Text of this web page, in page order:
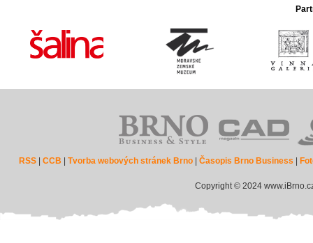
RSS |CCB |Tvorba webových stránek Brno |Časopis Brno Business
Copyright © 2024